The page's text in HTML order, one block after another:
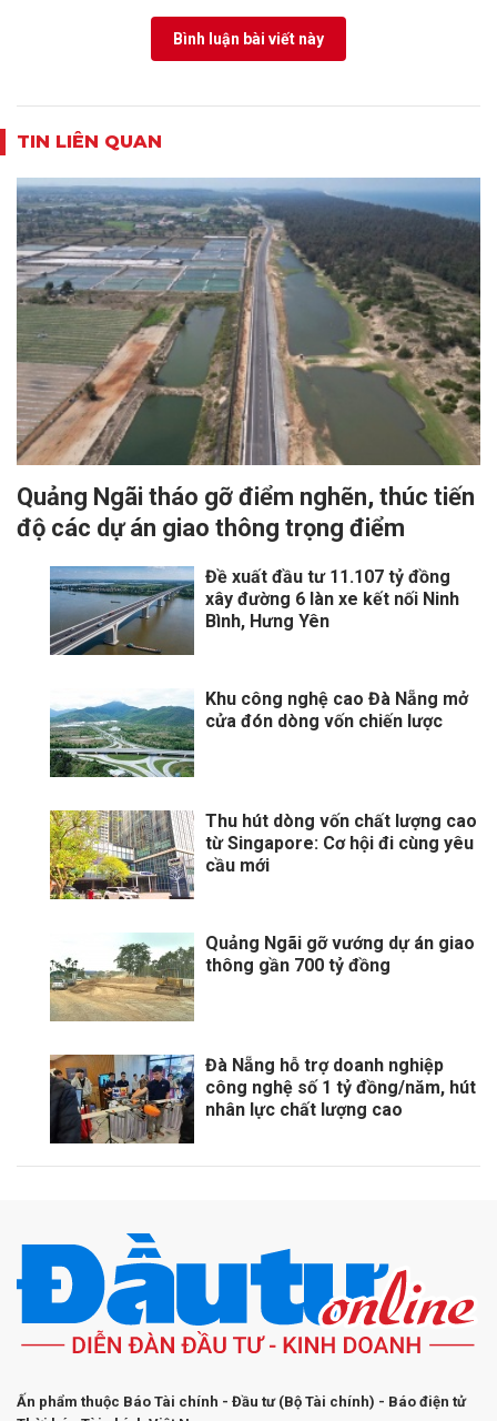
Bình luận bài viết này
TIN LIÊN QUAN
Quảng Ngãi tháo gỡ điểm nghẽn, thúc tiến
độ các dự án giao thông trọng điểm
Đề xuất đầu tư 11.107 tỷ đồng
xây đường 6 làn xe kết nối Ninh
Bình, Hưng Yên
Khu công nghệ cao Đà Nẵng mở
cửa đón dòng vốn chiến lược
Thu hút dòng vốn chất lượng cao
từ Singapore: Cơ hội đi cùng yêu
cầu mới
Quảng Ngãi gỡ vướng dự án giao
thông gần 700 tỷ đồng
Đà Nẵng hỗ trợ doanh nghiệp
công nghệ số 1 tỷ đồng/năm, hút
nhân lực chất lượng cao
Ấn phẩm thuộc Báo Tài chính - Đầu tư (Bộ Tài chính) - Báo điện tử